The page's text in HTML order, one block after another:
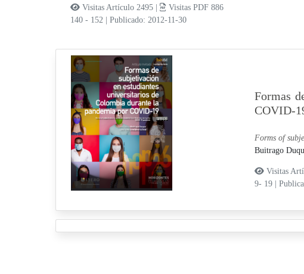
Visitas Artículo 2495 |
Visitas PDF 886
140 - 152
Publicado: 2012-11-30
Formas
COVID-
Forms of
Buitrago
Visitas
9- 19